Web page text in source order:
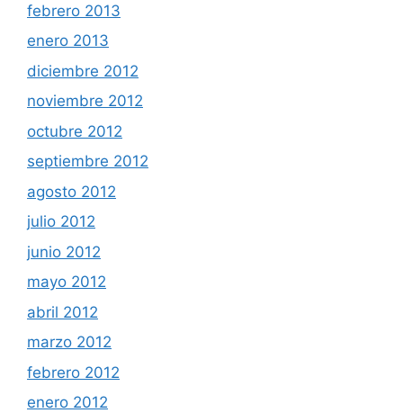
febrero 2013
enero 2013
diciembre 2012
noviembre 2012
octubre 2012
septiembre 2012
agosto 2012
julio 2012
junio 2012
mayo 2012
abril 2012
marzo 2012
febrero 2012
enero 2012